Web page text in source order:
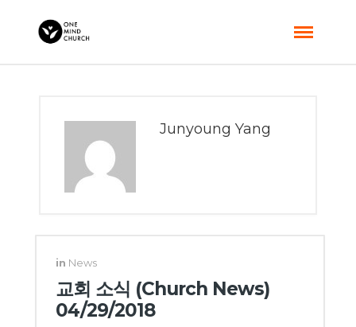
Junyoung Yang
in News
교회 소식 (Church News)
04/29/2018